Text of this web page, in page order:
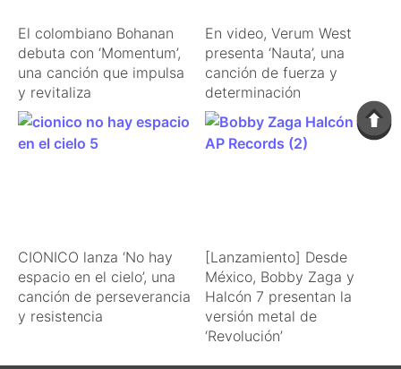
El colombiano Bohanan
debuta con ‘Momentum’,
una canción que impulsa
y revitaliza
En video, Verum West
presenta ‘Nauta’, una
canción de fuerza y
determinación
CIONICO lanza ‘No hay
espacio en el cielo’, una
canción de perseverancia
y resistencia
[Lanzamiento] Desde
México, Bobby Zaga y
Halcón 7 presentan la
versión metal de
‘Revolución’